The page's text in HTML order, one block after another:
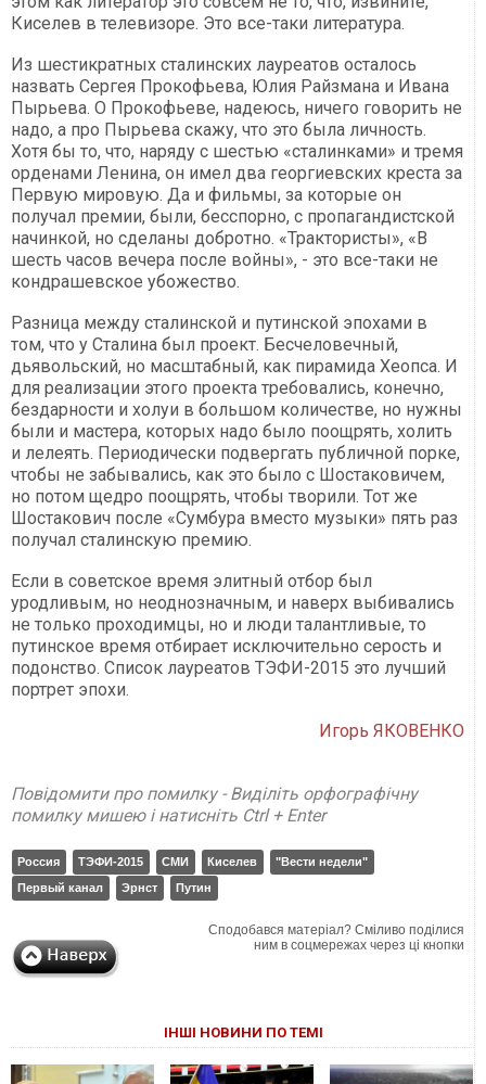
Киселев в телевизоре. Это все-таки литература.
Из шестикратных сталинских лауреатов осталось
назвать Сергея Прокофьева, Юлия Райзмана и Ивана
Пырьева. О Прокофьеве, надеюсь, ничего говорить не
надо, а про Пырьева скажу, что это была личность.
Хотя бы то, что, наряду с шестью «сталинками» и тремя
орденами Ленина, он имел два георгиевских креста за
Первую мировую. Да и фильмы, за которые он
получал премии, были, бесспорно, с пропагандистской
начинкой, но сделаны добротно. «Трактористы», «В
шесть часов вечера после войны», - это все-таки не
кондрашевское убожество.
Разница между сталинской и путинской эпохами в
том, что у Сталина был проект. Бесчеловечный,
дьявольский, но масштабный, как пирамида Хеопса. И
для реализации этого проекта требовались, конечно,
бездарности и холуи в большом количестве, но нужны
были и мастера, которых надо было поощрять, холить
и лелеять. Периодически подвергать публичной порке,
чтобы не забывались, как это было с Шостаковичем,
но потом щедро поощрять, чтобы творили. Тот же
Шостакович после «Сумбура вместо музыки» пять раз
получал сталинскую премию.
Если в советское время элитный отбор был
уродливым, но неоднозначным, и наверх выбивались
не только проходимцы, но и люди талантливые, то
путинское время отбирает исключительно серость и
подонство. Список лауреатов ТЭФИ-2015 это лучший
портрет эпохи.
Игорь ЯКОВЕНКО
Повідомити про помилку - Виділіть орфографічну
помилку мишею і натисніть Ctrl + Enter
Россия ТЭФИ-2015 СМИ Киселев
"Вести недели"
Первый канал
Эрнст Путин
Сподобався матеріал? Сміливо поділися
ним в соцмережах через ці кнопки
ІНШІ НОВИНИ ПО ТЕМІ